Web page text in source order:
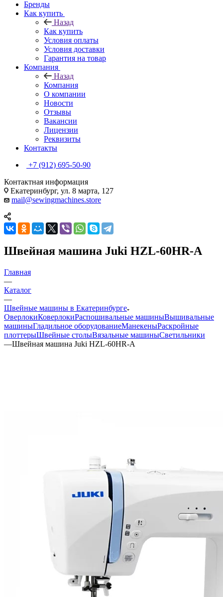
Бренды
Как купить
Назад
Как купить
Условия оплаты
Условия доставки
Гарантия на товар
Компания
Назад
Компания
О компании
Новости
Отзывы
Вакансии
Лицензии
Реквизиты
Контакты
+7 (912) 695-50-90
Контактная информация
Екатеринбург, ул. 8 марта, 127
mail@sewingmachines.store
Швейная машина Juki HZL-60HR-A
Главная
—
Каталог
—
Швейные машины в Екатеринбурге
ОверлокиКоверлокиРаспошивальные машиныВышивальные
машиныГладильное оборудованиеМанекеныРаскройные
плоттерыШвейные столыВязальные машиныСветильники
—Швейная машина Juki HZL-60HR-A